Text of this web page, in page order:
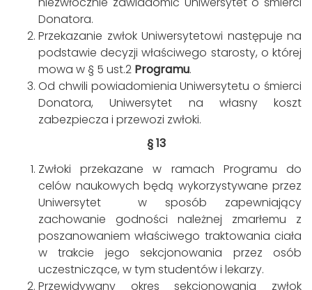
Donatora.
Przekazanie zwłok Uniwersytetowi następuje na
podstawie decyzji właściwego starosty, o której
mowa w § 5 ust.2 Programu.
Od chwili powiadomienia Uniwersytetu o śmierci
Donatora, Uniwersytet na własny koszt
zabezpiecza i przewozi zwłoki.
§ 13
Zwłoki przekazane w ramach Programu do
celów naukowych będą wykorzystywane przez
Uniwersytet w sposób zapewniający
zachowanie godności należnej zmarłemu z
poszanowaniem właściwego traktowania ciała
w trakcie jego sekcjonowania przez osób
uczestniczące, w tym studentów i lekarzy.
Przewidywany okres sekcjonowania zwłok